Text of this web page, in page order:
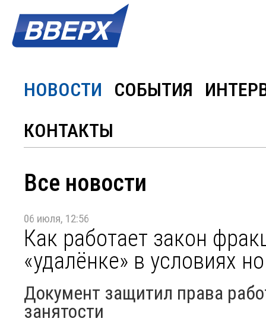
НОВОСТИ СОБЫТИЯ
КОНТАКТЫ
Все новости
06 июля, 12:56
Как работает закон
«удалёнке» в условиях
Документ защитил права
занятости